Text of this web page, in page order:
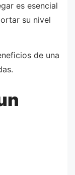
es esencial
su nivel
de una